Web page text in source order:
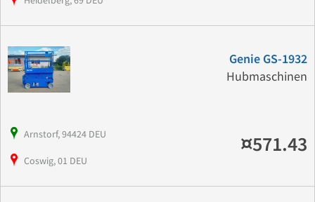
Genie GS-1932
Hubmaschinen
Arnstorf, 94424 DEU
Coswig, 01 DEU
¤571.43